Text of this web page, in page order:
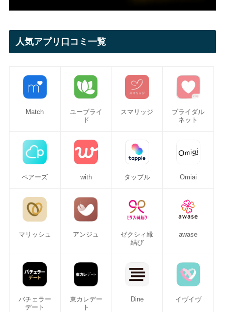
人気アプリ口コミ一覧
Match
ユーブライ
ド
スマリッジ
ブライダル
ネット
ペアーズ with タップル Omiai
マリッシュ アンジュ
ゼクシィ縁
結び
awase
バチェラー
デート
東カレデー
ト
Dine イヴイヴ